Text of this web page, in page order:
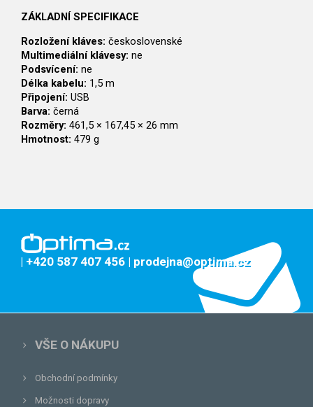
ZÁKLADNÍ SPECIFIKACE
Rozložení kláves: československé
Multimediální klávesy: ne
Podsvícení: ne
Délka kabelu: 1,5 m
Připojení: USB
Barva: černá
Rozměry: 461,5 × 167,45 × 26 mm
Hmotnost: 479 g
| +420 587 407 456 | prodejna@optima.cz
VŠE O NÁKUPU
Obchodní podmínky
Možnosti dopravy